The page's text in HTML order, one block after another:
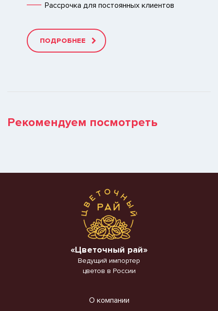
Рассрочка для постоянных клиентов
ПОДРОБНЕЕ
Рекомендуем посмотреть
«Цветочный рай»
Ведущий импортер
цветов в России
О компании